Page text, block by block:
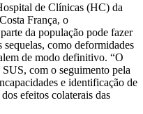
de Clínicas (HC) da
França, o
da população pode fazer
como deformidades
de modo definitivo. “O
com o seguimento pela
e identificação de
efeitos colaterais das